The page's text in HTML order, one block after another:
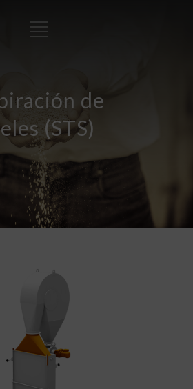
de
(STS)